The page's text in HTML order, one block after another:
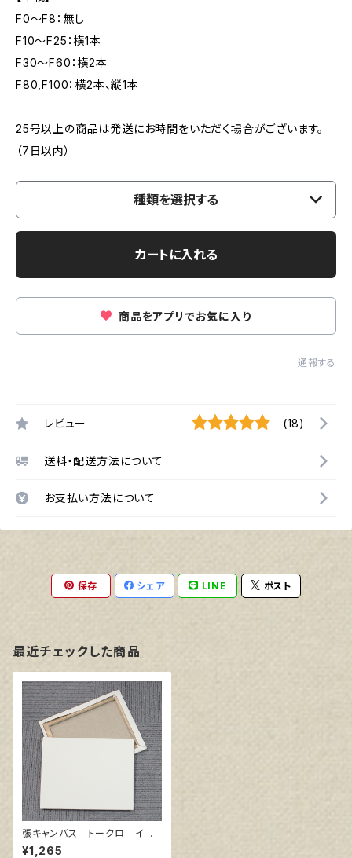
F0～F8：無し
F10～F25：横1本
F30～F60：横2本
F80,F100：横2本、縦1本
25号以上の商品は発送にお時間をいただく場合がございます。
（7日以内）
種類を選択する
カートに入れる
商品をアプリでお気に入り
通報する
レビュー (18)
送料・配送方法について
お支払い方法について
保存 シェア LINE ポスト
最近チェックした商品
張キャンバス トークロ イエ
ロー 3号
¥1,265